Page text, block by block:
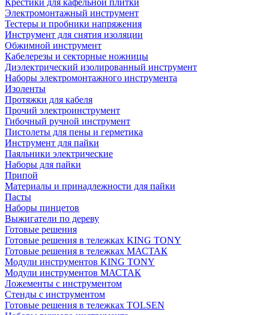
Крестики для кафельной плитки
Электромонтажный инструмент
Тестеры и пробники напряжения
Инструмент для снятия изоляции
Обжимной инструмент
Кабелерезы и секторные ножницы
Диэлектрический изолированный инструмент
Наборы электромонтажного инструмента
Изоленты
Протяжки для кабеля
Прочий электроинструмент
Гибочный ручной инструмент
Пистолеты для пены и герметика
Инструмент для пайки
Паяльники электрические
Наборы для пайки
Припой
Материалы и принадлежности для пайки
Пасты
Наборы пинцетов
Выжигатели по дереву
Готовые решения
Готовые решения в тележках KING TONY
Готовые решения в тележках МАСТАК
Модули инструментов KING TONY
Модули инструментов МАСТАК
Ложементы с инструментом
Стенды с инструментом
Готовые решения в тележках TOLSEN